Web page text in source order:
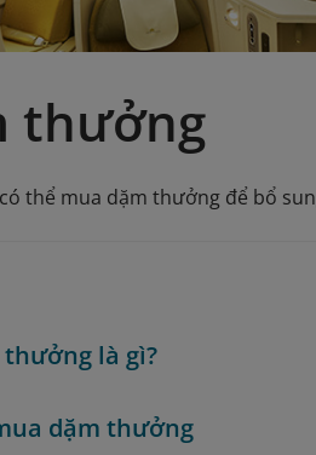
thưởng
thể mua dặm thưởng để bổ
là gì?
dặm thưởng